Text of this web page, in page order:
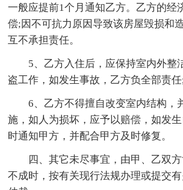
一般应提前1个月通知乙方。乙方的经
偿;因不可抗力原因导致该房屋毁损和
互不承担责任。
5、乙方入住后，应保持室内外整
盗工作，如发生事故，乙方负全部责
6、乙方不得擅自改变室内结构，
施，如人为损坏，应予以赔偿，如发
时通知甲方，并配合甲方及时修复。
四、其它未尽事宜，由甲、乙双
不成时，按有关现行法规办理或提交